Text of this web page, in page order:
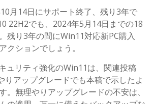
月14日にサポート終了、残り3年で
22H2でも、2024年5月14日までの18
残り3年の間にWin11対応新PC購入
クションでしょう。
ュリティ強化のWin11は、関連投稿
りアップグレードでも本稿で示したよ
。無理やりアップグレードの不安は、